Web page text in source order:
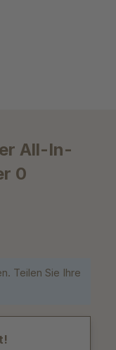
All-In-
0
5 Sternen
Teilen Sie Ihre